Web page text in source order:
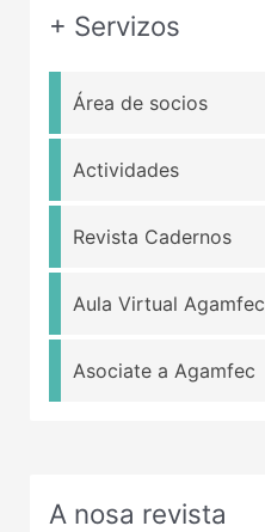
+ Servizos
Área de socios
Actividades
Revista Cadernos
Aula Virtual Agamfec
Asociate a Agamfec
A nosa revista